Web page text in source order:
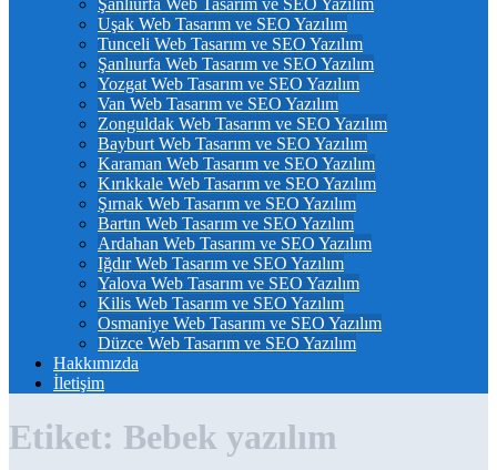
Şanlıurfa Web Tasarım ve SEO Yazılım
Uşak Web Tasarım ve SEO Yazılım
Tunceli Web Tasarım ve SEO Yazılım
Şanlıurfa Web Tasarım ve SEO Yazılım
Yozgat Web Tasarım ve SEO Yazılım
Van Web Tasarım ve SEO Yazılım
Zonguldak Web Tasarım ve SEO Yazılım
Bayburt Web Tasarım ve SEO Yazılım
Karaman Web Tasarım ve SEO Yazılım
Kırıkkale Web Tasarım ve SEO Yazılım
Şırnak Web Tasarım ve SEO Yazılım
Bartın Web Tasarım ve SEO Yazılım
Ardahan Web Tasarım ve SEO Yazılım
Iğdır Web Tasarım ve SEO Yazılım
Yalova Web Tasarım ve SEO Yazılım
Kilis Web Tasarım ve SEO Yazılım
Osmaniye Web Tasarım ve SEO Yazılım
Düzce Web Tasarım ve SEO Yazılım
Hakkımızda
İletişim
Etiket: Bebek yazılım